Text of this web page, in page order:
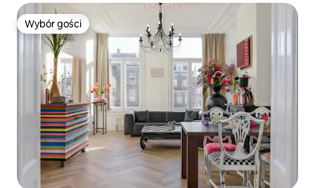
Wybór gości
Wybór gości